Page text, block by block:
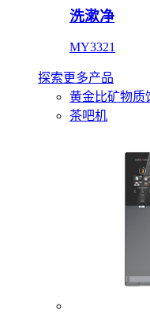
洗漱净
MY3321
探索更多产品
黄金比矿物质
茶吧机